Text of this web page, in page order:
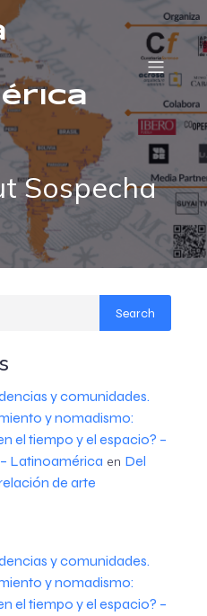
Sospecha
Search
y comunidades.
y nomadismo:
el tiempo y el espacio? –
Latinoamérica en Del
de arte
y comunidades.
y nomadismo:
el tiempo y el espacio? –